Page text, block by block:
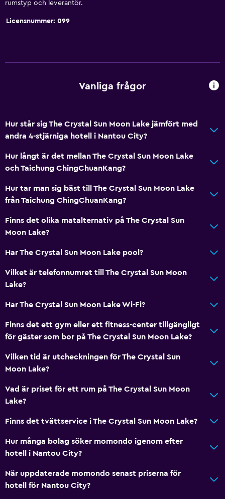
rumstyp och leverantör.
Licensnummer: 099
Vanliga frågor
Hur står sig The Crystal Sun Moon Lake jämfört med
andra 4-stjärniga hotell i Nantou City?
Hur långt är det mellan The Crystal Sun Moon Lake
och Taichung ChingChuanKang?
Hur tar man sig bäst till The Crystal Sun Moon Lake
från Taichung ChingChuanKang?
Finns det olika matalternativ på The Crystal Sun
Moon Lake?
Har The Crystal Sun Moon Lake pool?
Vilket är telefonnumret till The Crystal Sun Moon
Lake?
Har The Crystal Sun Moon Lake Wi-Fi?
Finns det ett gym eller ett fitness-center tillgängligt
för gäster som bor på The Crystal Sun Moon Lake?
Vilken tid är utcheckningen för The Crystal Sun
Moon Lake?
Vad är priset för ett rum på The Crystal Sun Moon
Lake?
Finns det tvättservice i The Crystal Sun Moon Lake?
Hur många bolag söker momondo igenom efter
hotell i Nantou City?
När uppdaterade momondo senast priserna för
hotell för Nantou City?